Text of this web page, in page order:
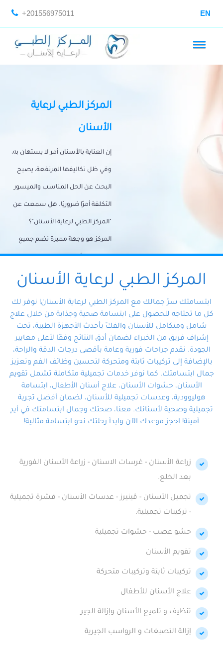
+201556975011 EN
المركز الطبي لرعاية
الأسنان
إن العناية بالأسنان أمر لا يستهان به،
وفي ظل تكاليفها المرتفعة، يصبح
البحث عن الحل المناسب والميسور
التكلفة أمرًا ضروريًا. هل سمعت عن
"المركز الطبي لرعاية الأسنان"؟
المركز هو وجهةً مميزة تضم جميع
احتياجات الأسنان تحت سقف واحد،
وتضمن لك حلاً شاملًا لجميع
المتخصص ذوي الخبرة، ستجد نفسك
في أيد أمينة تلبي احتياجاتك بكل
احترافية ودقة.
المركز الطبي لرعاية الأسنان
ابتسامتك سرّ جمالك مع المركز الطبي لرعاية الأسنان! نوفر لك
كل ما تحتاجه للحصول على ابتسامة صحية وجذابة من خلال علاج
شامل ومتكامل للأسنان والفكّ بأحدث الأجهزة الطبية، تحت
إشراف فريق من الخبراء لضمان أدق النتائج وفقًا لأعلى معايير
الجودة. نقدم جراحات فورية وعامة بأقصى درجات الدقة والراحة،
بالإضافة إلى تركيبات ثابتة ومتحركة لتحسين وظائف الفم وتعزيز
جمال ابتسامتك. كما نوفر خدمات تجميلية متكاملة تشمل تقويم
الأسنان، حشوات الأسنان، علاج أسنان الأطفال، ابتسامة
هوليوودية، وعدسات تجميلية للأسنان، لضمان أفضل تجربة
تجميلية وصحية لأسنانك. معنا، صحتك وجمال ابتسامتك في أيدٍ
أمينة! احجز موعدك الآن وابدأ رحلتك نحو ابتسامة مثالية!
زراعة الأسنان - غرسات الاسنان - زراعة الأسنان الفورية
بعد الخلع.
تجميل الأسنان - ڤينيرز - عدسات الأسنان - قشرة تجميلية
- تركيبات تجميلية.
حشو عصب - حشوات تجميلية
تقويم الأسنان
تركيبات ثابتة وتركيبات متحركة
علاج الأسنان للأطفال
تنظيف و تلميع الأسنان وإزالة الجير
إزالة التصبغات و الرواسب الجيرية